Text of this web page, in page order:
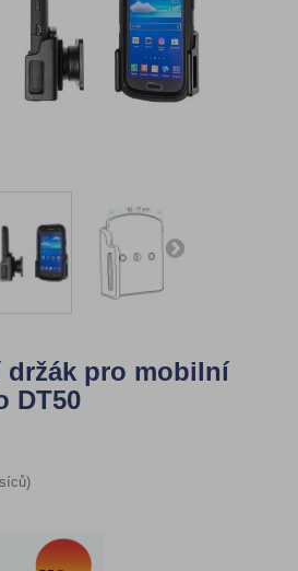
pro mobilní
DT50